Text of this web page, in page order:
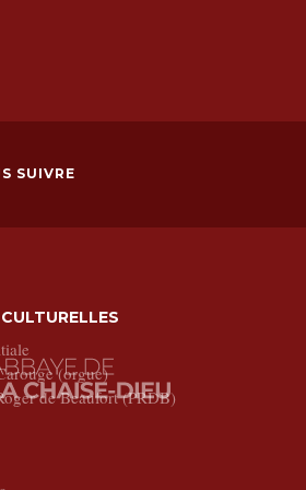
SUIVRE
(orgue)
de Beaufort (PRDB)